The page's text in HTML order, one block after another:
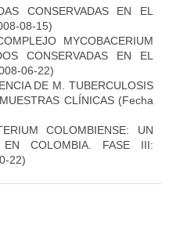
CONSERVADAS EN EL
08-15)
MYCOBACERIUM
CONSERVADAS EN EL
06-22)
DE M. TUBERCULOSIS
CLÍNICAS (Fecha
COLOMBIENSE: UN
EN COLOMBIA. FASE III:
22)